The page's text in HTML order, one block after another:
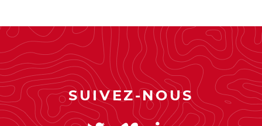
SUIVEZ-NOUS